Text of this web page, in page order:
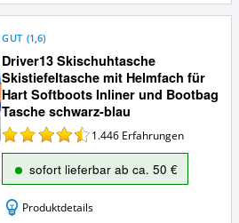
Driver13 Skischuhtasche
Skistiefeltasche mit Helmfach für
Hart Softboots Inliner und Bootbag
Tasche schwarz-blau
GUT (1,6)
1.446 Erfahrungen
sofort lieferbar ab ca. 50 €
Produktdetails